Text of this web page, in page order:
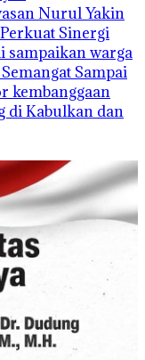
Nurul Yakin
Sinergi
sampaikan warga
Sampai
kembanggaan
di Kabulkan dan